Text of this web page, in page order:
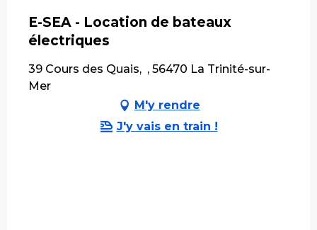
E-SEA - Location de bateaux
électriques
39 Cours des Quais, , 56470 La Trinité-sur-
Mer
M'y rendre
J'y vais en train !